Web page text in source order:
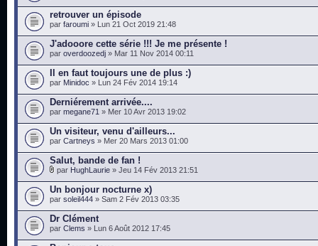
retrouver un épisode
par faroumi » Lun 21 Oct 2019 21:48
J'adooore cette série !!! Je me présente !
par overdoozedj » Mar 11 Nov 2014 00:11
Il en faut toujours une de plus :)
par Minidoc » Lun 24 Fév 2014 19:14
Derniérement arrivée....
par megane71 » Mer 10 Avr 2013 19:02
Un visiteur, venu d'ailleurs...
par Cartneys » Mer 20 Mars 2013 01:00
Salut, bande de fan !
par HughLaurie » Jeu 14 Fév 2013 21:51
Un bonjour nocturne x)
par soleil444 » Sam 2 Fév 2013 03:35
Dr Clément
par Clems » Lun 6 Août 2012 17:45